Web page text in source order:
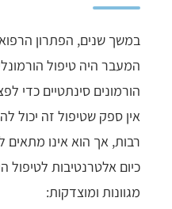
במשך שנים, הפתרון
הורמונים סינתטיים כדי
אין ספק שטיפול זה יכול
רבות, אך הוא אינו מתאים
כיום אלטרנטיבות לטיפול
מגוונות ומוצדקות: